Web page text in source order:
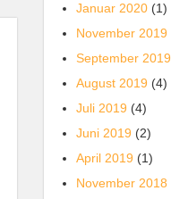
Januar 2020 (1)
November 2019
September 2019
August 2019 (4)
Juli 2019 (4)
Juni 2019 (2)
April 2019 (1)
November 2018